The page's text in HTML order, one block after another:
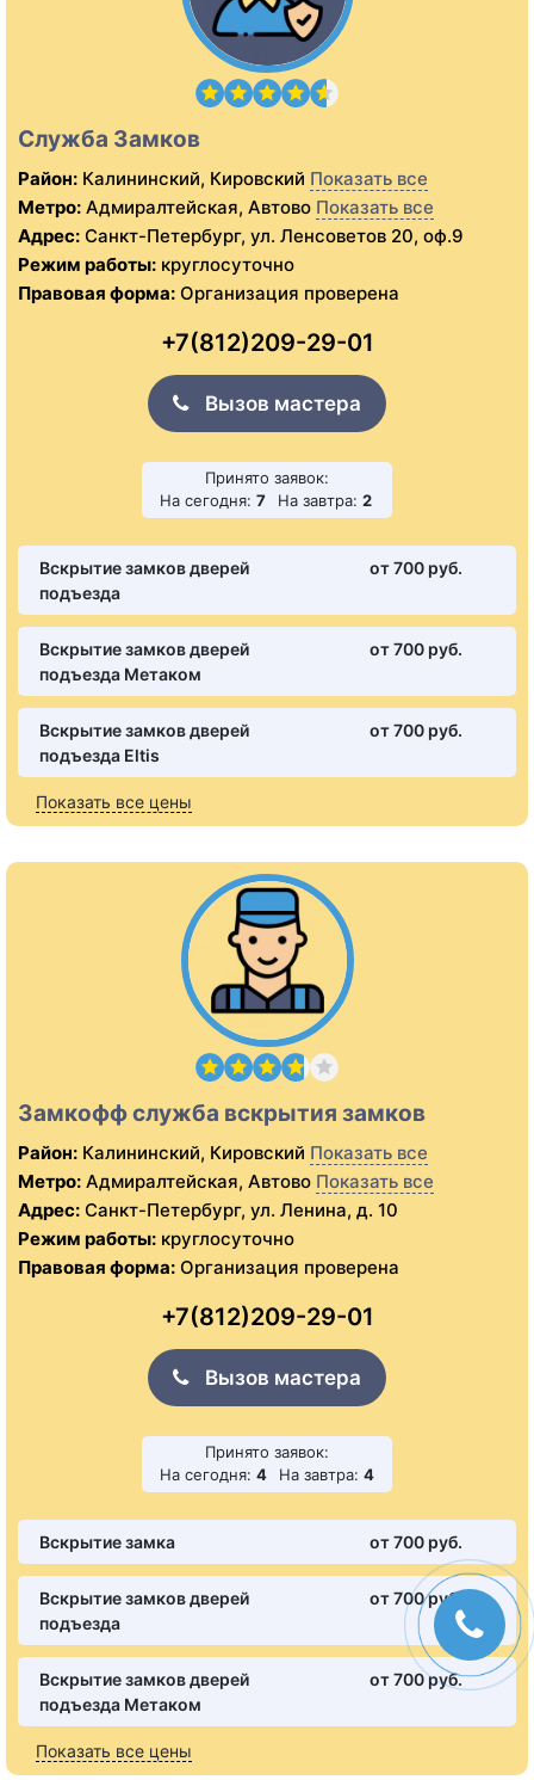
Служба Замков
Район: Калининский, Кировский Показать все
Метро: Адмиралтейская, Автово Показать все
Адрес: Санкт-Петербург, ул. Ленсоветов 20, оф.9
Режим работы: круглосуточно
Правовая форма: Организация проверена
+7(812)209-29-01
Вызов мастера
Принято заявок:
На сегодня: 7 На завтра: 2
Вскрытие замков дверей
подъезда
от 700 pуб.
Вскрытие замков дверей
подъезда Метаком
от 700 pуб.
Вскрытие замков дверей
подъезда Eltis
от 700 pуб.
Показать все цены
Замкофф служба вскрытия замков
Район: Калининский, Кировский Показать все
Метро: Адмиралтейская, Автово Показать все
Адрес: Санкт-Петербург, ул. Ленина, д. 10
Режим работы: круглосуточно
Правовая форма: Организация проверена
+7(812)209-29-01
Вызов мастера
Принято заявок:
На сегодня: 4 На завтра: 4
Вскрытие замка от 700 pуб.
Вскрытие замков дверей
подъезда
от 700 pуб.
Вскрытие замков дверей
подъезда Метаком
от 700 pуб.
Показать все цены